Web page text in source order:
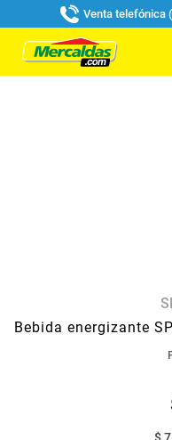
Venta telefónica
Bebida energizante